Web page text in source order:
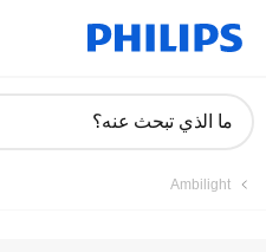
دعم
ما الذي تبحث عنه؟
Ambilight